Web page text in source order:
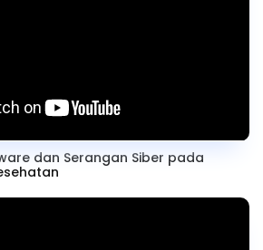
dan Serangan Siber pada